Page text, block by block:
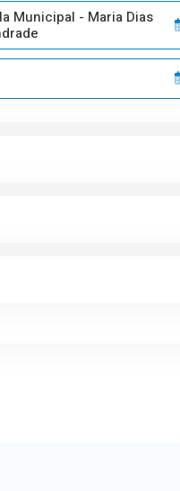
Municipal - Maria Dias